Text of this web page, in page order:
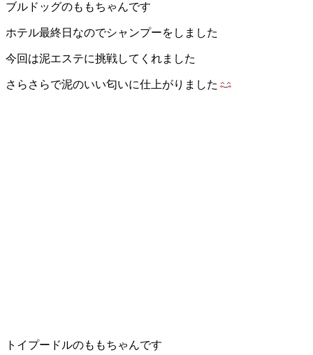
ブルドッグのももちゃんです
ホテル最終日なのでシャンプーをしました
今回は泥エステに挑戦してくれました
さらさらで泥のいい匂いに仕上がりました
トイプードルのももちゃんです